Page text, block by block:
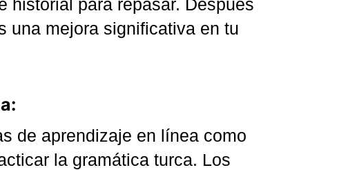
historial para repasar. Después
una mejora significativa en tu
de aprendizaje en línea como
la gramática turca. Los